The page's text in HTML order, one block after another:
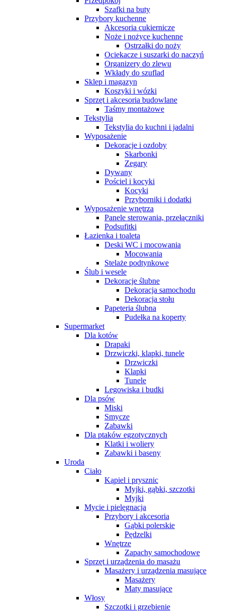
Szafki na buty
Przybory kuchenne
Akcesoria cukiernicze
Noże i nożyce kuchenne
Ostrzałki do noży
Ociekacze i suszarki do naczyń
Organizery do zlewu
Wkłady do szuflad
Sklep i magazyn
Koszyki i wózki
Sprzęt i akcesoria budowlane
Taśmy montażowe
Tekstylia
Tekstylia do kuchni i jadalni
Wyposażenie
Dekoracje i ozdoby
Skarbonki
Zegary
Dywany
Pościel i kocyki
Kocyki
Przyborniki i dodatki
Wyposażenie wnętrza
Panele sterowania, przełączniki
Podsufitki
Łazienka i toaleta
Deski WC i mocowania
Mocowania
Stelaże podtynkowe
Ślub i wesele
Dekoracje ślubne
Dekoracja samochodu
Dekoracja stołu
Papeteria ślubna
Pudełka na koperty
Supermarket
Dla kotów
Drapaki
Drzwiczki, klapki, tunele
Drzwiczki
Klapki
Tunele
Legowiska i budki
Dla psów
Miski
Smycze
Zabawki
Dla ptaków egzotycznych
Klatki i woliery
Zabawki i baseny
Uroda
Ciało
Kąpiel i prysznic
Myjki, gąbki, szczotki
Myjki
Mycie i pielęgnacja
Przybory i akcesoria
Gąbki polerskie
Pędzelki
Wnętrze
Zapachy samochodowe
Sprzęt i urządzenia do masażu
Masażery i urządzenia masujące
Masażery
Maty masujące
Włosy
Szczotki i grzebienie